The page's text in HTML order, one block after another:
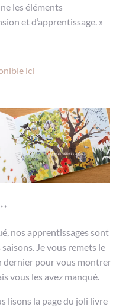
les éléments
et d’apprentissage. »
ici
nos apprentissages sont
Je vous remets le
dernier pour vous montrer
vous les avez manqué.
lisons la page du joli livre